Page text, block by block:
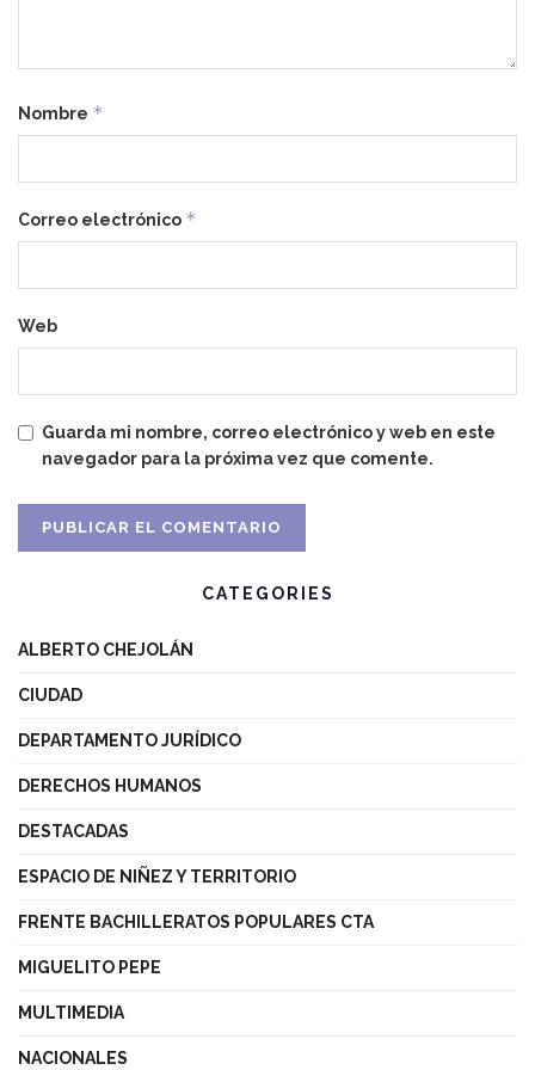
Nombre *
Correo electrónico *
Web
Guarda mi nombre, correo electrónico y web en este
navegador para la próxima vez que comente.
CATEGORIES
ALBERTO CHEJOLÁN
CIUDAD
DEPARTAMENTO JURÍDICO
DERECHOS HUMANOS
DESTACADAS
ESPACIO DE NIÑEZ Y TERRITORIO
FRENTE BACHILLERATOS POPULARES CTA
MIGUELITO PEPE
MULTIMEDIA
NACIONALES